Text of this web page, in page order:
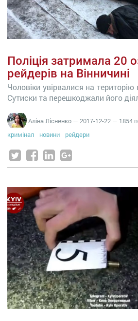
Поліція затримала 20
рейдерів на Вінничині
Чоловіки увірвалися на
Сутиски та перешкоджали його
Аліна Лісненко — 2017-12-22 — 1854
кримінал
новини рейдери